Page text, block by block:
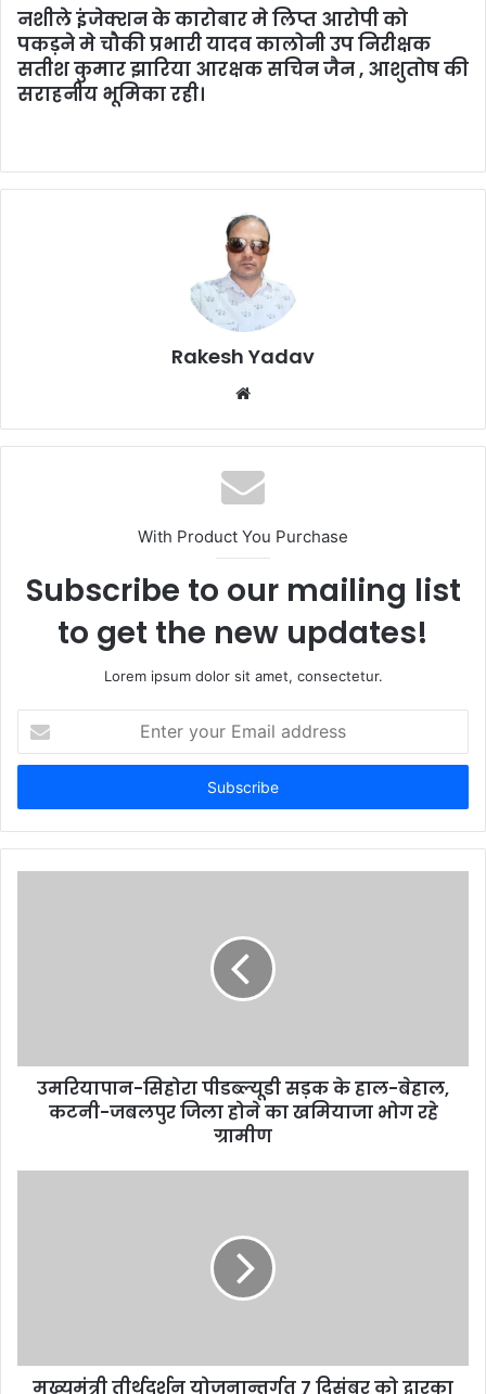
नशीले इंजेक्शन के कारोबार मे लिप्त आरोपी को
पकड़ने मे चौकी प्रभारी यादव कालोनी उप निरीक्षक
सतीश कुमार झारिया आरक्षक सचिन जैन , आशुतोष की
सराहनीय भूमिका रही।
Rakesh Yadav
b
s
i
e
With Product You Purchase
Subscribe to our mailing list
to get the new updates!
Lorem ipsum dolor sit amet, consectetur.
t
r
y
s
उमरियापान-सिहोरा पीडब्ल्यूडी सड़क के हाल-बेहाल,
कटनी-जबलपुर जिला होने का खमियाजा भोग रहे
ग्रामीण
मुख्यमंत्री तीर्थदर्शन योजनान्तर्गत 7 दिसंबर को द्वारका